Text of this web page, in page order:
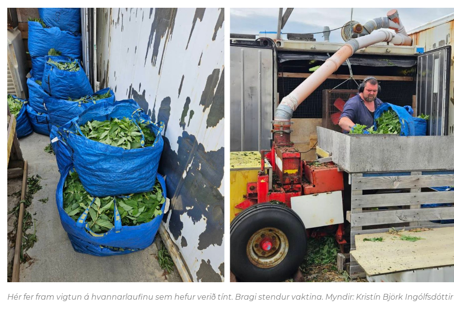
Hér fer fram vigtun á hvannarlaufinu sem hefur verið tínt. Bragi stendur vaktina. Myndir: Kristín Björk Ingólfsdóttir